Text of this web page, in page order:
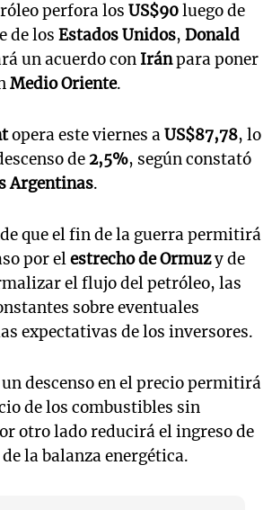
perfora los US$90luego de
de los Estados Unidos, Donald
un acuerdo con Iránpara poner
Medio Oriente.
opera este viernes aUS$87,78, lo
de 2,5%, según constató
Argentinas.
que el fin de la guerra permitirá
por elestrecho de Ormuzy de
el flujo del petróleo, las
sobre eventuales
expectativas de los inversores.
un descenso en el precio permitirá
de los combustibles sin
otro lado reducirá el ingreso de
la balanza energética.